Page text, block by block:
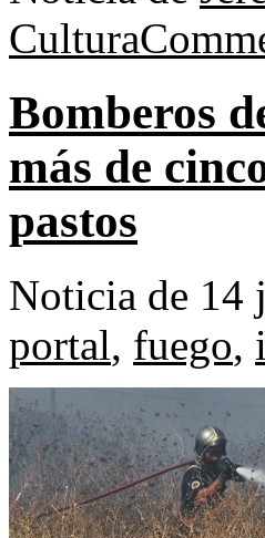
Cultura
Bomberos
más de
pastos
Noticia de 14
portal, fuego,